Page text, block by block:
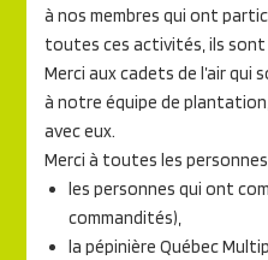
à nos membres qui ont
toutes ces activités, ils
Merci aux cadets de l’air
à notre équipe de
avec eux.
Merci à toutes les
les personnes qui ont
commandités),
la pépinière Québec